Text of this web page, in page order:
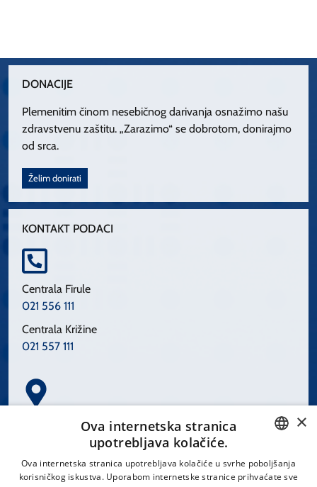
DONACIJE
Plemenitim činom nesebičnog darivanja osnažimo našu
zdravstvenu zaštitu. „Zarazimo“ se dobrotom, donirajmo
od srca.
Želim donirati
KONTAKT PODACI
Centrala Firule
021 556 111
Centrala Križine
021 557 111
Spinčićeva 1, 21000 Split
CROATIAN
×
Ova internetska stranica
upotrebljava kolačiće.
Ova internetska stranica upotrebljava kolačiće u svrhe poboljšanja
korisničkog iskustva. Uporabom internetske stranice prihvaćate sve